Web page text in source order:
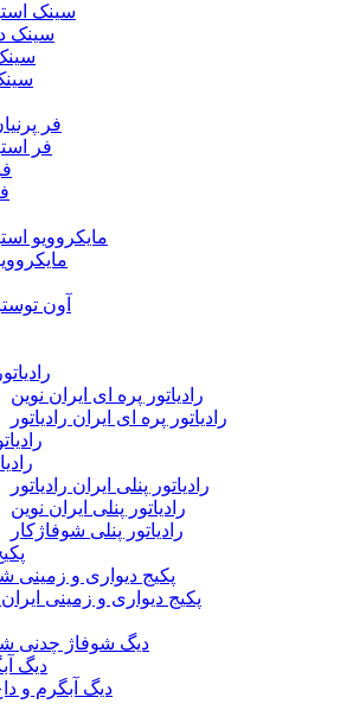
سینک
سینک
فر
فر
مایکروویو
آون
رادیاتور پره ای ایران نوین
رادیاتور پره ای ایران رادیاتور
رادیاتور پنلی ایران رادیاتور
رادیاتور پنلی ایران نوین
رادیاتور پنلی شوفاژکار
پکیج دیواری و زمینی
پکیج دیواری و زمینی ایران
دیگ شوفاژ چدنی
دیگ
دیگ آبگرم و